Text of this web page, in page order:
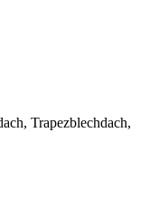
Trapezblechdach,